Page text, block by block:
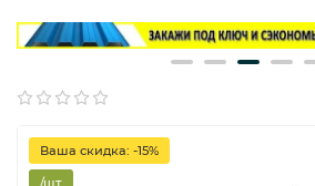
Ваша скидка: -15%
/шт